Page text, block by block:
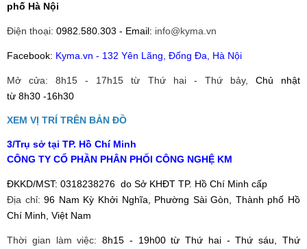
phố Hà Nội
Điện thoại: 0982.580.303 - Email: info@kyma.vn
Facebook: Kyma.vn - 132 Yên Lãng, Đống Đa, Hà Nội
Mở cửa: 8h15 - 17h15 từ Thứ hai - Thứ bảy, Chủ nhật
từ 8h30 -16h30
XEM VỊ TRÍ TRÊN BẢN ĐỒ
3/Trụ sở tại TP. Hồ Chí Minh
CÔNG TY CỔ PHẦN PHÂN PHỐI CÔNG NGHỆ KM
ĐKKD/MST: 0318238276 do Sở KHĐT TP. Hồ Chí Minh cấp
Địa chỉ: 96 Nam Kỳ Khởi Nghĩa, Phường Sài Gòn, Thành phố Hồ
Chí Minh, Việt Nam
Thời gian làm việc:8h15 - 19h00 từThứ hai - Thứ sáu, Thứ